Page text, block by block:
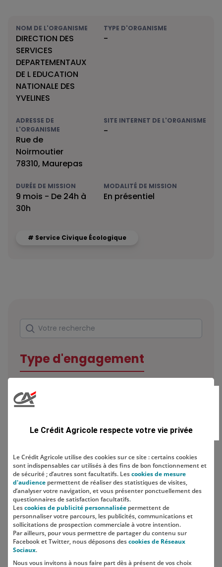
NOM DE L'ORGANISME
DIRECTION DES
SERVICES
DEPARTEMENTAUX
DE L EDUCATION
NATIONALE DES
YVELINES
TYPE D'ORGANISME
-
ADRESSE DE
L'ORGANISME
Rue de
Noirmoutier
78310, Maurepas
SITE INTERNET DE L'ORGANISME
-
DURÉE DE MISSION
9 mois - De 24h à
30h
MODALITÉ DE MISSION
En présentiel
# Service Civique Écologique
Rechercher
Votre recherche
Type d'engagement
Localisation
Le Crédit Agricole respecte votre vie privée
Le Crédit Agricole utilise des cookies sur ce site : certains cookies
sont indispensables car utilisés à des fins de bon fonctionnement et
de sécurité ; d’autres sont facultatifs. Lescookies de mesure
d'audience permettent de réaliser des statistiques de visites,
d’analyser votre navigation, et vous présenter ponctuellement des
questionnaires de satisfaction facultatifs.
Lescookies de publicité personnalisée permettent de
personnaliser votre parcours, les publicités, communications et
sollicitations de prospection commerciale à votre intention.
Par ailleurs, pour vous permettre de partager du contenu sur
Facebook et Twitter, nous déposons descookies de Réseaux
Sociaux.
Nous vous invitons à nous faire part dès à présent de vos choix